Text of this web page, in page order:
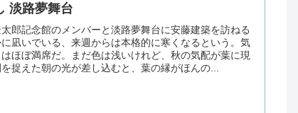
淡路夢舞台
郎記念館のメンバーと淡路夢舞台に安藤建築を訪ねる
凪いでいる、来週からは本格的に寒くなるという。気
ほぼ満席だ。まだ色は浅いけれど、秋の気配が葉に現
捉えた朝の光が差し込むと、葉の縁がほんの...